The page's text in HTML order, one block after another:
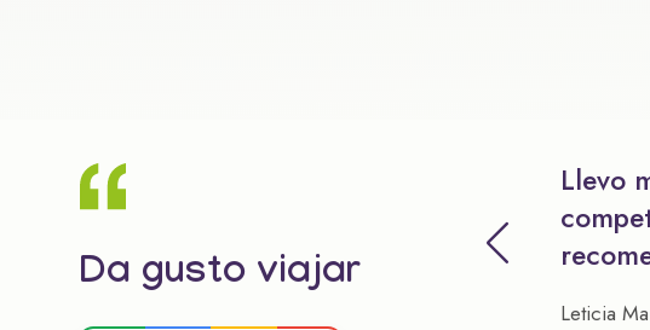
Da gusto viajar
Llevo
Leticia